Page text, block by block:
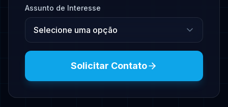
Assunto de Interesse
Solicitar Contato